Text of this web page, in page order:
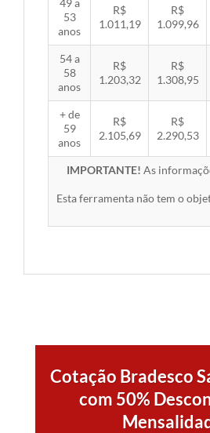
53
anos
R$
1.011,19
R$
1.099,96
54 a
58
anos
R$
1.203,32
R$
1.308,95
+ de
59
anos
R$
2.105,69
R$
2.290,53
IMPORTANTE! As
Esta ferramenta não tem o
Cotação Bradesco
com 50%